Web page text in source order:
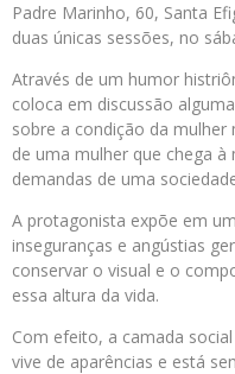
Padre Marinho, 60, Santa
duas únicas sessões, no
Através de um humor
coloca em discussão
sobre a condição da mulher
de uma mulher que chega à
demandas de uma
A protagonista expõe em
inseguranças e angústias
conservar o visual e o
essa altura da vida.
Com efeito, a camada
vive de aparências e está